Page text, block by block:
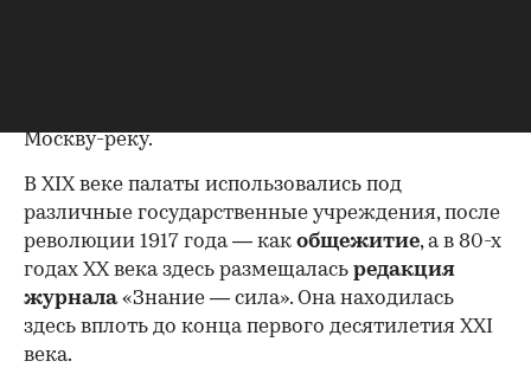
Москву-реку.
В XIX веке палаты использовались под
различные государственные учреждения, после
революции 1917 года — как общежитие, а в 80-х
годах XX века здесь размещалась редакция
журнала«Знание — сила». Она находилась
здесь вплоть до конца первого десятилетия XXI
века.